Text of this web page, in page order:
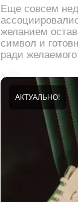
Еще совсем
желанием
символ и
ради
АКТУАЛЬНО!